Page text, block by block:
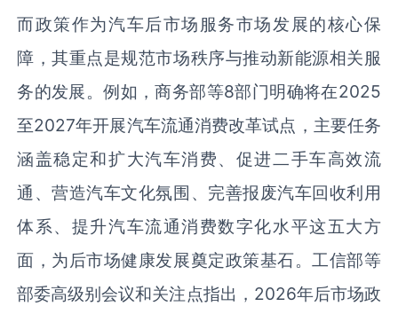
而政策作为汽车后市场服务市场发展的核心保
障，其重点是规范市场秩序与推动新能源相关服
务的发展。例如，商务部等8部门明确将在2025
至2027年开展汽车流通消费改革试点，主要任务
涵盖稳定和扩大汽车消费、促进二手车高效流
通、营造汽车文化氛围、完善报废汽车回收利用
体系、提升汽车流通消费数字化水平这五大方
面，为后市场健康发展奠定政策基石。工信部等
部委高级别会议和关注点指出，2026年后市场政